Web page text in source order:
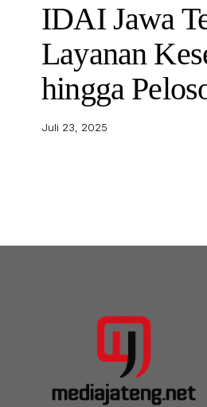
IDAI Jawa
Layanan
hingga
Juli 23, 2025